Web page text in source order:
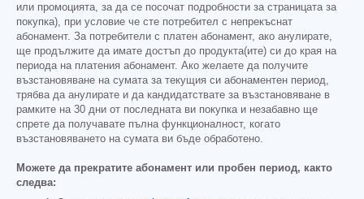
или промоцията, за да се посочат подробности за страницата за
покупка), при условие че сте потребител с непрекъснат
абонамент. За потребители с платен абонамент, ако анулирате,
ще продължите да имате достъп до продукта(ите) си до края на
периода на платения абонамент. Ако желаете да получите
възстановяване на сумата за текущия си абонаментен период,
трябва да анулирате и да кандидатствате за възстановяване в
рамките на 30 дни от последната ви покупка и незабавно ще
спрете да получавате пълна функционалност, когато
възстановяването на сумата ви бъде обработено.
Можете да прекратите абонамент или пробен период, както
следва: